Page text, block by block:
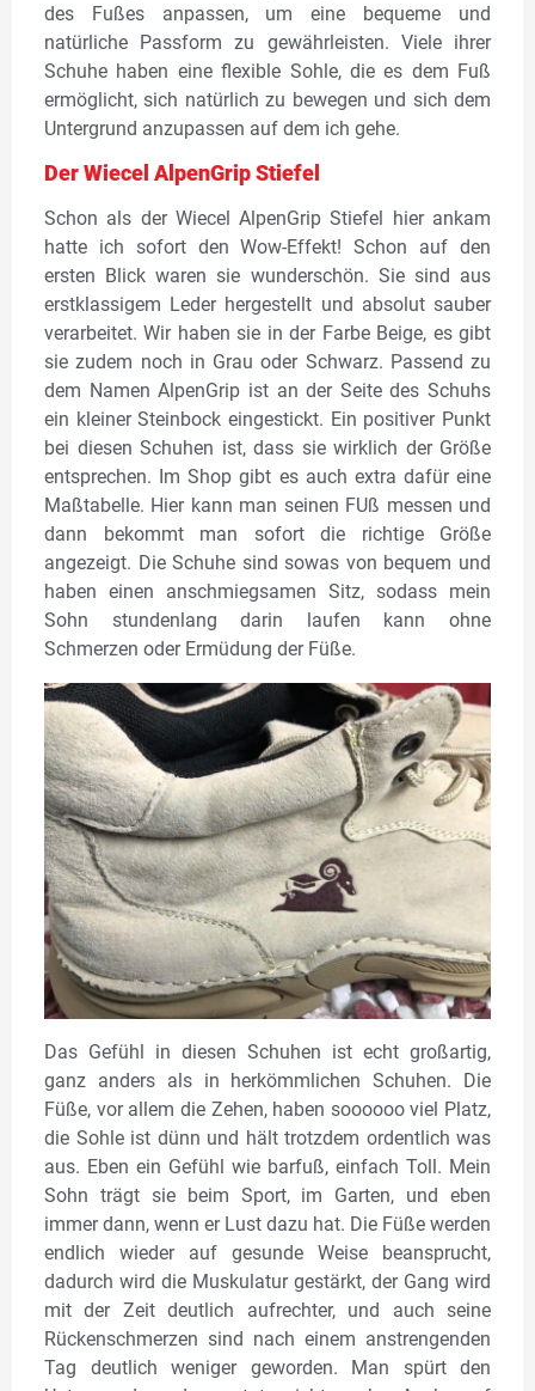
des Fußes anpassen, um eine bequeme und
natürliche Passform zu gewährleisten. Viele ihrer
Schuhe haben eine flexible Sohle, die es dem Fuß
ermöglicht, sich natürlich zu bewegen und sich dem
Untergrund anzupassen auf dem ich gehe.
Der Wiecel AlpenGrip Stiefel
Schon als der Wiecel AlpenGrip Stiefel hier ankam
hatte ich sofort den Wow-Effekt! Schon auf den
ersten Blick waren sie wunderschön. Sie sind aus
erstklassigem Leder hergestellt und absolut sauber
verarbeitet. Wir haben sie in der Farbe Beige, es gibt
sie zudem noch in Grau oder Schwarz. Passend zu
dem Namen AlpenGrip ist an der Seite des Schuhs
ein kleiner Steinbock eingestickt. Ein positiver Punkt
bei diesen Schuhen ist, dass sie wirklich der Größe
entsprechen. Im Shop gibt es auch extra dafür eine
Maßtabelle. Hier kann man seinen FUß messen und
dann bekommt man sofort die richtige Größe
angezeigt. Die Schuhe sind sowas von bequem und
haben einen anschmiegsamen Sitz, sodass mein
Sohn stundenlang darin laufen kann ohne
Schmerzen oder Ermüdung der Füße.
Das Gefühl in diesen Schuhen ist echt großartig,
ganz anders als in herkömmlichen Schuhen. Die
Füße, vor allem die Zehen, haben soooooo viel Platz,
die Sohle ist dünn und hält trotzdem ordentlich was
aus. Eben ein Gefühl wie barfuß, einfach Toll. Mein
Sohn trägt sie beim Sport, im Garten, und eben
immer dann, wenn er Lust dazu hat. Die Füße werden
endlich wieder auf gesunde Weise beansprucht,
dadurch wird die Muskulatur gestärkt, der Gang wird
mit der Zeit deutlich aufrechter, und auch seine
Rückenschmerzen sind nach einem anstrengenden
Tag deutlich weniger geworden. Man spürt den